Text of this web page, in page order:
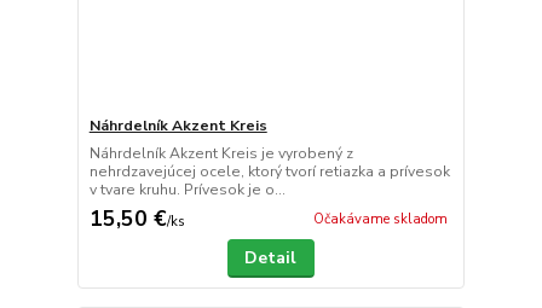
Náhrdelník Akzent Kreis
Náhrdelník Akzent Kreis je vyrobený z
nehrdzavejúcej ocele, ktorý tvorí retiazka a prívesok
v tvare kruhu. Prívesok je o...
15,50 €/ks Očakávame skladom
Detail